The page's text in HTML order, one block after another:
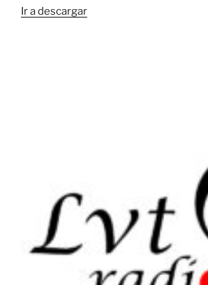
Ir a descargar